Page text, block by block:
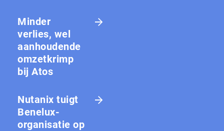
Minder
verlies, wel
aanhoudende
omzetkrimp
bij Atos
Nutanix tuigt
Benelux-
organisatie op